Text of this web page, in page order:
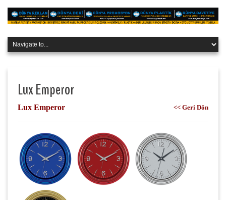
Lux Emperor
Lux Emperor << Geri Dön